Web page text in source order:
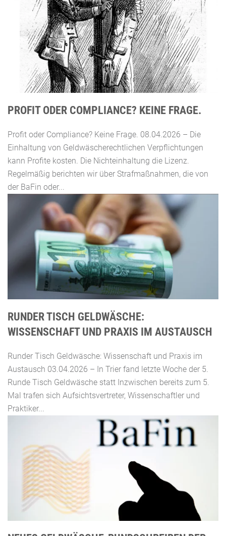
PROFIT ODER COMPLIANCE? KEINE FRAGE.
Profit oder Compliance? Keine Frage. 08.04.2026 – Die
Einhaltung von Geldwäscherechtlichen Verpflichtungen
kann Profite kosten. Die Nichteinhaltung die Lizenz.
Regelmäßig berichten wir über Strafmaßnahmen, die von
der BaFin oder...
RUNDER TISCH GELDWÄSCHE:
WISSENSCHAFT UND PRAXIS IM AUSTAUSCH
Runder Tisch Geldwäsche: Wissenschaft und Praxis im
Austausch 03.04.2026 – In Trier fand letzte Woche der 5.
Runde Tisch Geldwäsche statt Inzwischen bereits zum 5.
Mal trafen sich Aufsichtsvertreter, Wissenschaftler und
Praktiker...